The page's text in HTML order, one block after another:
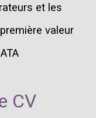
et les
valeur
CV